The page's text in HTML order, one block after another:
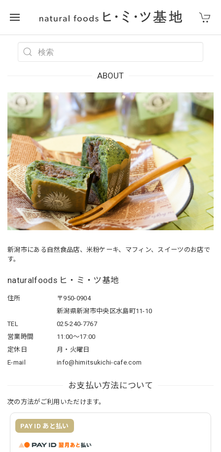
ABOUT
新潟市にある自然食品店、米粉ケーキ、マフィン、スイーツのお店で
す。
naturalfoods ヒ・ミ・ツ基地
住所
〒950-0904
新潟県新潟市中央区水島町11-10
TEL
025-240-7767
営業時間
11:00～17:00
定休日
月・火曜日
E-mail
info@himitsukichi-cafe.com
お支払い方法について
次の方法がご利用いただけます。
PAY ID あと払い